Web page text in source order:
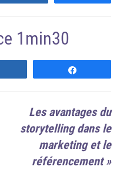
1min30
Les avantages du
storytelling dans le
marketing et le
référencement»